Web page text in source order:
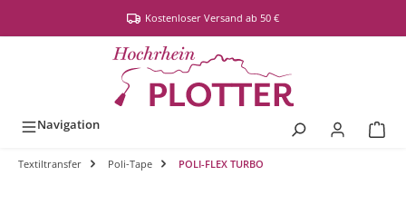
Kostenloser Versand ab 50 €
Navigation
Textiltransfer Poli-Tape POLI-FLEX TURBO